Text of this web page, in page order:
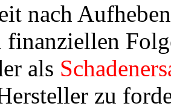
nach
finanziellen
als
zu